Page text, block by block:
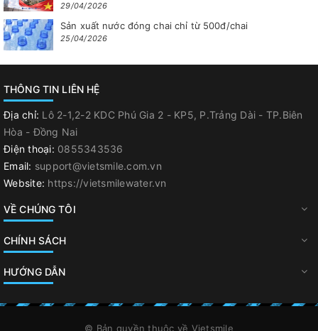
29/04/2026
Sản xuất nước đóng chai chỉ từ 500đ/chai
25/04/2026
THÔNG TIN LIÊN HỆ
Địa chỉ: Lô 2-1,2-2 KDC Phú Gia 2 - KP5, P.Trảng Dài - TP.Biên
Hòa - Đồng Nai
Điện thoại: 0855343536
Email: support@vietsmile.com.vn
Website: https://vietsmilewater.vn
VỀ CHÚNG TÔI
CHÍNH SÁCH
HƯỚNG DẪN
© Bản quyền thuộc về Vietsmile